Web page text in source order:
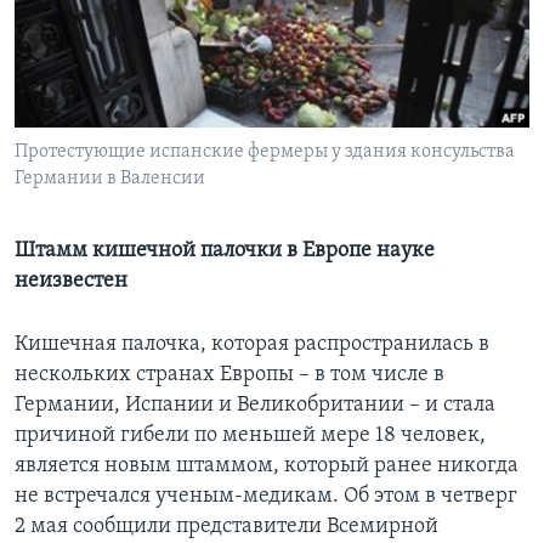
Learning English
СОЦИАЛЬНЫЕ СЕТИ
Протестующие испанские фермеры у здания консульства
Германии в Валенсии
Штамм кишечной палочки в Европе науке
неизвестен
Кишечная палочка, которая распространилась в
нескольких странах Европы – в том числе в
Германии, Испании и Великобритании – и стала
причиной гибели по меньшей мере 18 человек,
является новым штаммом, который ранее никогда
не встречался ученым-медикам. Об этом в четверг
2 мая сообщили представители Всемирной